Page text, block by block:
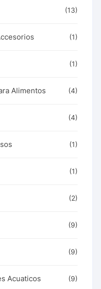
(13)
(1)
(1)
Alimentos (4)
(4)
(1)
(1)
(2)
(9)
(9)
Acuaticos (9)